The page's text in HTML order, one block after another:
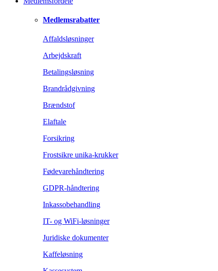
Medlemsrabatter
Affaldsløsninger
Arbejdskraft
Betalingsløsning
Brandrådgivning
Brændstof
Elaftale
Forsikring
Frostsikre unika-krukker
Fødevarehåndtering
GDPR-håndtering
Inkassobehandling
IT- og WiFi-løsninger
Juridiske dokumenter
Kaffeløsning